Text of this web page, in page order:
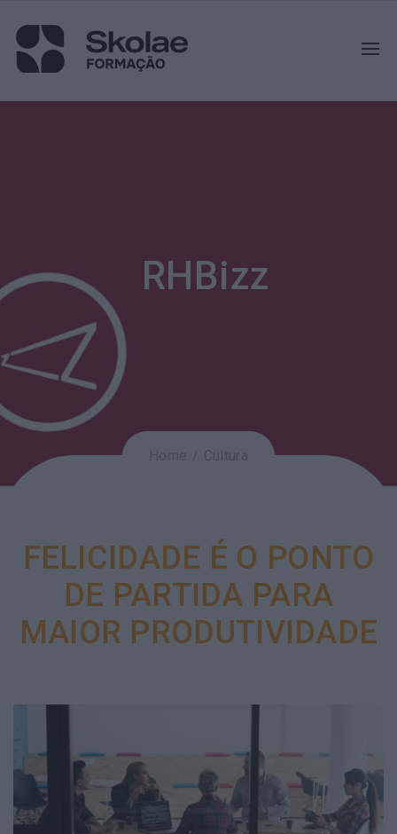
RHBizz
FELICIDADE É O PONTO
DE PARTIDA PARA
MAIOR PRODUTIVIDADE